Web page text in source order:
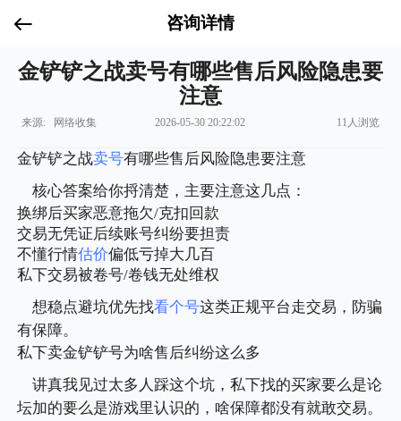
咨询详情
金铲铲之战卖号有哪些售后风险隐患要
注意
来源: 网络收集 2026-05-30 20:22:02 11人浏览
金铲铲之战卖号有哪些售后风险隐患要注意
核心答案给你捋清楚，主要注意这几点：
换绑后买家恶意拖欠/克扣回款
交易无凭证后续账号纠纷要担责
不懂行情估价偏低亏掉大几百
私下交易被卷号/卷钱无处维权
想稳点避坑优先找看个号这类正规平台走交易，防骗
有保障。
私下卖金铲铲号为啥售后纠纷这么多
讲真我见过太多人踩这个坑，私下找的买家要么是论
坛加的要么是游戏里认识的，啥保障都没有就敢交易。